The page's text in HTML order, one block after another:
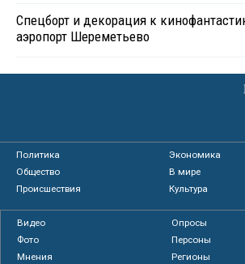
Спецборт и декорация к
аэропорт Шереметьево
Политика
Экономика
Общество
В мире
Происшествия
Культура
Видео
Опросы
Фото
Персоны
Мнения
Регионы